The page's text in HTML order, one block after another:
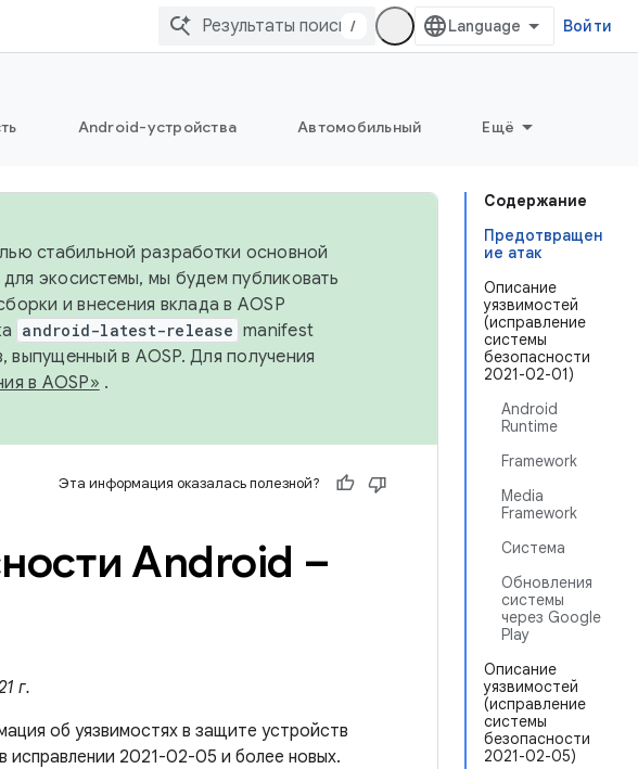
/ Войти
Android-устройства Автомобильный Ещё
Содержание
Предотвращен
ие атак
Описание
уязвимостей
(исправление
системы
безопасности
2021-02-01)
Android
Runtime
Framework
Media
Framework
Система
Обновления
системы
через Google
Play
Описание
уязвимостей
(исправление
системы
безопасности
2021-02-05)
стабильной разработки основной
экосистемы, мы будем публиковать
и внесения вклада в AOSP
android-latest-release manifest
выпущенный в AOSP. Для получения
в AOSP» .
Эта информация оказалась полезной?
Android –
г.
об уязвимостях в защите устройств
исправлении 2021-02-05 и более новых.